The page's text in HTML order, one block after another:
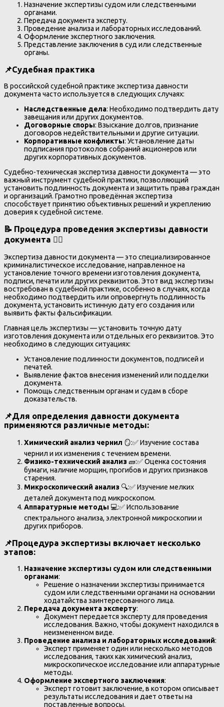
Назначение экспертизы судом или следственными
органами.
Передача документа эксперту.
Проведение анализа и лабораторных исследований.
Оформление экспертного заключения.
Представление заключения в суд или следственные
органы.
📌Судебная практика
В российской судебной практике экспертиза давности
документа часто используется в следующих случаях:
Наследственные дела: Необходимо подтвердить дату
завещания или других документов.
Договорные споры: Взыскание долгов, признание
договоров недействительными и другие ситуации.
Корпоративные конфликты: Установление даты
подписания протоколов собраний акционеров или
других корпоративных документов.
Судебно-техническая экспертиза давности документа — это
важный инструмент судебной практики, позволяющий
установить подлинность документа и защитить права граждан
и организаций. Грамотно проведённая экспертиза
способствует принятию объективных решений и укреплению
доверия к судебной системе.
📝 Процедура проведения экспертизы давности
документа 🕵️‍♂️
Экспертиза давности документа — это специализированное
криминалистическое исследование, направленное на
установление точного времени изготовления документа,
подписи, печати или других реквизитов. Этот вид экспертизы
востребован в судебной практике, особенно в случаях, когда
необходимо подтвердить или опровергнуть подлинность
документа, установить истинную дату его создания или
выявить факты фальсификации.
Главная цель экспертизы — установить точную дату
изготовления документа или отдельных его реквизитов. Это
необходимо в следующих ситуациях:
Установление подлинности документов, подписей и
печатей.
Выявление фактов внесения изменений или подделки
документа.
Помощь следственным органам и судам в сборе
доказательств.
📌Для определения давности документа
применяются различные методы:
Химический анализ чернил 🪞️:✅ Изучение состава
чернил и их изменения с течением времени.
Физико-технический анализ🧱:✅ Оценка состояния
бумаги, наличие морщин, прогибов и других признаков
старения.
Микроскопический анализ 🔍:✅ Изучение мелких
деталей документа под микроскопом.
Аппаратурные методы 💻:✅ Использование
спектрального анализа, электронной микроскопии и
других приборов.
📌Процедура экспертизы включает несколько
этапов:
Назначение экспертизы судом или следственными
органами:
Решение о назначении экспертизы принимается
судом или следственными органами на основании
ходатайства заинтересованного лица.
Передача документа эксперту:
Документ передается эксперту для проведения
исследования. Важно, чтобы документ находился в
неизмененном виде.
Проведение анализа и лабораторных исследований:
Эксперт применяет один или несколько методов
исследования, таких как химический анализ,
микроскопическое исследование или аппаратурные
методы.
Оформление экспертного заключения:
Эксперт готовит заключение, в котором описывает
результаты исследования и дает ответы на
поставленные вопросы.